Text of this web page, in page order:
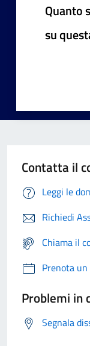
Quanto
su
Contatta il
Leggi le
Richiedi
Chiama il
Prenota
Problemi in
Segnala